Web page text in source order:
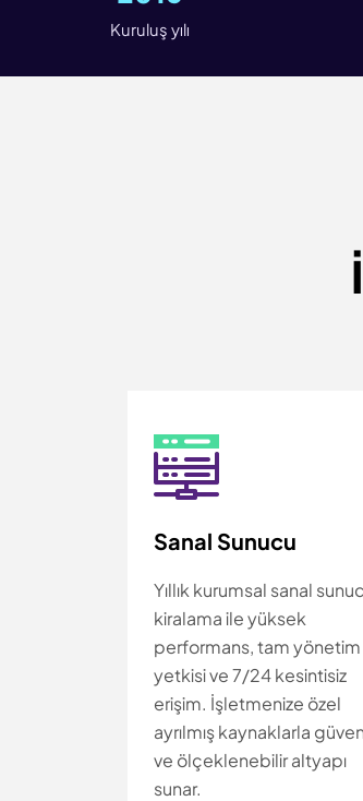
Kuruluş yılı
Sanal Sunucu
Yıllık kurumsal sanal
kiralama ile yüksek
performans, tam yönetim
yetkisi ve 7/24 kesintisiz
erişim. İşletmenize özel
ayrılmış kaynaklarla
ve ölçeklenebilir altyapı
sunar.